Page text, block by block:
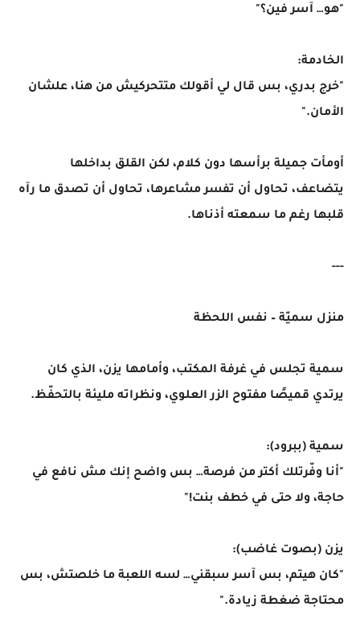
"هو… آسر فين؟"
الخادمة:
"خرج بدري، بس قال لي أقولك متتحركيش من هنا، علشان
الأمان."
أومأت جميلة برأسها دون كلام، لكن القلق بداخلها
يتضاعف، تحاول أن تفسر مشاعرها، تحاول أن تصدق ما رآه
قلبها رغم ما سمعته أذناها.
---
منزل سميّة – نفس اللحظة
سمية تجلس في غرفة المكتب، وأمامها يزن، الذي كان
يرتدي قميصًا مفتوح الزر العلوي، ونظراته مليئة بالتحفّظ.
سمية (ببرود):
"أنا وفّرتلك أكتر من فرصة… بس واضح إنك مش نافع في
حاجة، ولا حتى في خطف بنت!"
يزن (بصوت غاضب):
"كان هيتم، بس آسر سبقني… لسه اللعبة ما خلصتش، بس
محتاجة ضغطة زيادة."